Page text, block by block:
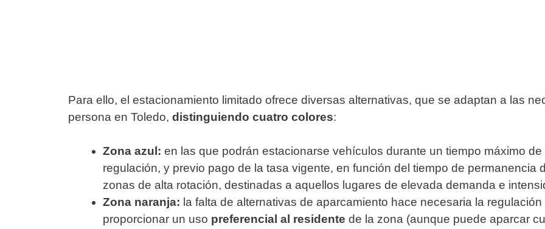
Para ello, el estacionamiento limitado ofrece diversas alternativas, que se adaptan a las
persona en Toledo, distinguiendo cuatro colores:
Zona azul: en las que podrán estacionarse vehículos durante un tiempo máximo
regulación, y previo pago de la tasa vigente, en función del tiempo de permanencia
zonas de alta rotación, destinadas a aquellos lugares de elevada demanda e
Zona naranja: la falta de alternativas de aparcamiento hace necesaria la
proporcionar un uso preferencial al residente de la zona (aunque puede aparcar